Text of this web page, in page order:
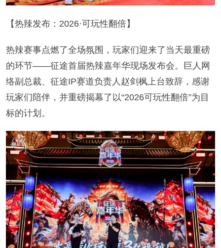
【热辣发布：2026·可玩性翻倍】
热辣赛事点燃了全场氛围，玩家们迎来了当天最重磅
的环节——征途首届热辣嘉年华现场发布会。巨人网
络副总裁、征途IP赛道负责人赵剑枫上台致辞，感谢
玩家们陪伴，并重磅揭幕了以“2026可玩性翻倍”为目
标的计划。